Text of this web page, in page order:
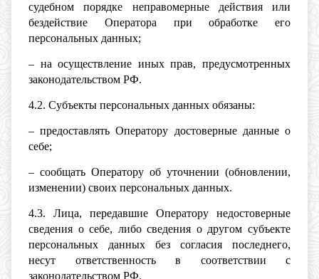
судебном порядке неправомерные действия или
бездействие Оператора при обработке его
персональных данных;
– на осуществление иных прав, предусмотренных
законодательством РФ.
4.2. Субъекты персональных данных обязаны:
– предоставлять Оператору достоверные данные о
себе;
– сообщать Оператору об уточнении (обновлении,
изменении) своих персональных данных.
4.3. Лица, передавшие Оператору недостоверные
сведения о себе, либо сведения о другом субъекте
персональных данных без согласия последнего,
несут ответственность в соответствии с
законодательством РФ.